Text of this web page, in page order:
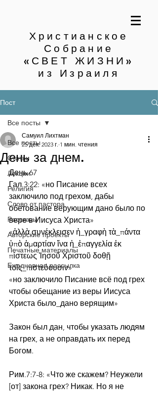
Христианское
Собрание
«СВЕТ ЖИЗНИ»
из Израиля
Пост
Все посты
Статьи
Лекции
Религия
Слово от пастора
Рассказы
Авторские проекты
Печатные материалы
Ежедневная рассылка
Все посты
День за днем.
Самуил Лихтман
25 дек. 2023 г. 1 мин. чтения
День 67
Гал.3:22: «но Писание всех
заключило под грехом, дабы
обетование верующим дано было по
вере в Иисуса Христа»
«ἀλλὰ συνέκλεισεν ἡ_γραφὴ τὰ_πάντα
ὑπὸ ἁμαρτίαν ἵνα ἡ_ἐπαγγελία ἐκ
πίστεως Ἰησοῦ Χριστοῦ δοθῇ
τοῖς_πιστεύουσιν»
«но заключило Писание всё под грех
чтобы обещание из веры Иисуса
Христа было_дано верящим»
Закон был дан, чтобы указать людям
на грех, а не оправдать их перед
Богом.
Рим.7:7-8: «Что же скажем? Неужели
[от] закона грех? Никак. Но я не